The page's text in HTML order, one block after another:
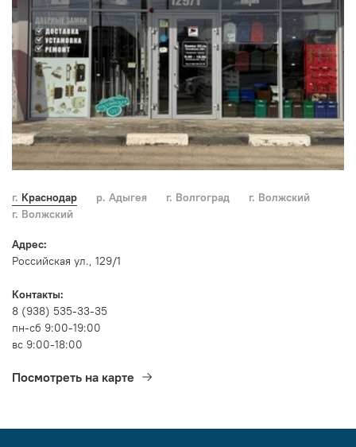
г. Краснодар р. Адыгея г. Волгоград
г. Волжский
г. Волжский
Адрес:
Российская ул., 129/1
Контакты:
8 (938) 535-33-35
пн-сб 9:00-19:00
вс 9:00-18:00
Посмотреть на карте